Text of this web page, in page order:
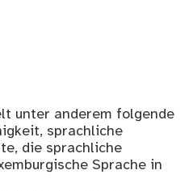
unter anderem folgende
sprachliche
die sprachliche
Sprache in